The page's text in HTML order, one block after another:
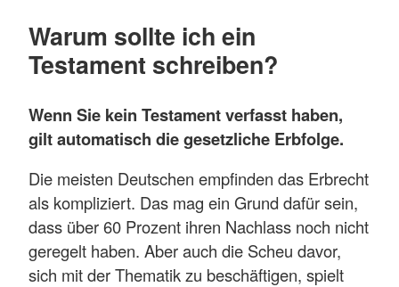
Warum sollte ich ein
Testament schreiben?
Wenn Sie kein Testament verfasst haben,
gilt automatisch die gesetzliche Erbfolge.
Die meisten Deutschen empfinden das Erbrecht
als kompliziert. Das mag ein Grund dafür sein,
dass über 60 Prozent ihren Nachlass noch nicht
geregelt haben. Aber auch die Scheu davor,
sich mit der Thematik zu beschäftigen, spielt